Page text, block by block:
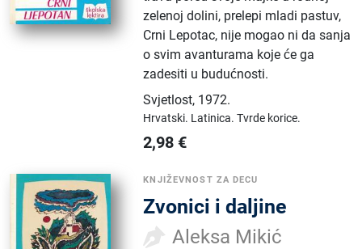
zelenoj dolini, prelepi mladi pastuv,
Crni Lepotac, nije mogao ni da sanja
o svim avanturama koje će ga
zadesiti u budućnosti.
Svjetlost, 1972.
Hrvatski. Latinica.Tvrde korice.
2,98 €
KNJIŽEVNOST ZA DECU
Zvonici i daljine
Aleksa Mikić